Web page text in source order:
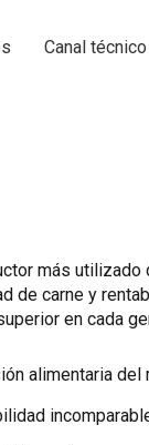
Canal técnico
más utilizado
de carne y
en cada
alimentaria del